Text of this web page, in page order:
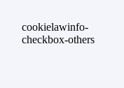
cookielawinfo-
checkbox-others